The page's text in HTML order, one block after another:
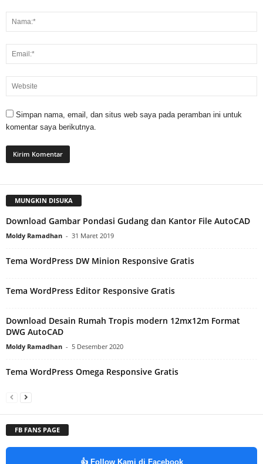
Simpan nama, email, dan situs web saya pada peramban ini untuk
komentar saya berikutnya.
MUNGKIN DISUKA
Download Gambar Pondasi Gudang dan Kantor File AutoCAD
Moldy Ramadhan - 31 Maret 2019
Tema WordPress DW Minion Responsive Gratis
Tema WordPress Editor Responsive Gratis
Download Desain Rumah Tropis modern 12mx12m Format
DWG AutoCAD
Moldy Ramadhan - 5 Desember 2020
Tema WordPress Omega Responsive Gratis
FB FANS PAGE
👍 Follow Kami di Facebook